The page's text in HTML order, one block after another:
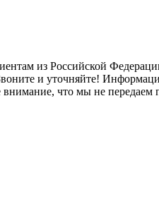
из Российской
и уточняйте!
что мы не